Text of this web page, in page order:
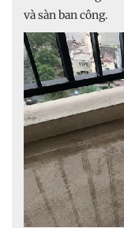
và sàn ban công.